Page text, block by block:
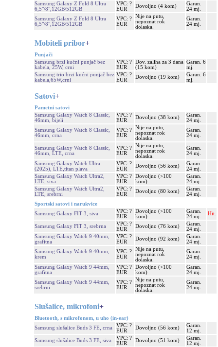
Samsung Galaxy Z Fold 8 Ultra
6,5"/8",12GB/512GB
VPC: ?
EUR
Dovoljno (4 kom)
Garan.
24 mj.
Samsung Galaxy Z Fold 8 Ultra
6,5"/8",12GB/512GB
VPC: ?
EUR
Nije na putu,
nepoznat rok
dolaska.
Garan.
24 mj.
Mobiteli pribor+
Punjači
Samsung brzi kućni punjač bez
kabela, 25W, crni
VPC: ?
EUR
Dov. zaliha za 3 dana
(15 kom)
Garan. 6
mj.
Samsung trio brzi kućni punjač bez
kabela,65W,crni
VPC: ?
EUR
Dovoljno (19 kom)
Garan. 6
mj.
Satovi+
Pametni satovi
Samsung Galaxy Watch 8 Classic,
46mm, bijeli
VPC: ?
EUR
Dovoljno (38 kom)
Garan.
24 mj.
Samsung Galaxy Watch 8 Classic,
46mm, crna
VPC: ?
EUR
Nije na putu,
nepoznat rok
dolaska.
Garan.
24 mj.
Samsung Galaxy Watch 8 Classic,
46mm, LTE, crna
VPC: ?
EUR
Nije na putu,
nepoznat rok
dolaska.
Garan.
24 mj.
Samsung Galaxy Watch Ultra
(2025), LTE,titan plava
VPC: ?
EUR
Dovoljno (56 kom)
Garan.
24 mj.
Samsung Galaxy Watch Ultra2,
LTE, siva
VPC: ?
EUR
Dovoljno (>100
kom)
Garan.
24 mj.
Samsung Galaxy Watch Ultra2,
LTE, srebrni
VPC: ?
EUR
Dovoljno (80 kom)
Garan.
24 mj.
Sportski satovi i narukvice
Samsung Galaxy FIT 3, siva
VPC: ?
EUR
Dovoljno (>100
kom)
Garan.
24 mj.
Hit.
Samsung Galaxy FIT 3, srebrna
VPC: ?
EUR
Dovoljno (76 kom)
Garan.
24 mj.
Samsung Galaxy Watch 9 40mm,
grafitna
VPC: ?
EUR
Dovoljno (92 kom)
Garan.
24 mj.
Samsung Galaxy Watch 9 40mm,
krem
VPC: ?
EUR
Nije na putu,
nepoznat rok
dolaska.
Garan.
24 mj.
Samsung Galaxy Watch 9 44mm,
grafitna
VPC: ?
EUR
Dovoljno (>100
kom)
Garan.
24 mj.
Samsung Galaxy Watch 9 44mm,
srebrni
VPC: ?
EUR
Nije na putu,
nepoznat rok
dolaska.
Garan.
24 mj.
Slušalice, mikrofoni+
Bluetooth, s mikrofonom, u uho (in-ear)
Samsung slušalice Buds 3 FE, crna
VPC: ?
EUR
Dovoljno (56 kom)
Garan.
12 mj.
Samsung slušalice Buds 3 FE, siva
VPC: ?
EUR
Dovoljno (51 kom)
Garan.
12 mj.